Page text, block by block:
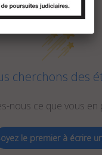
cherchons des
nous ce que vous en
le premier à écrire